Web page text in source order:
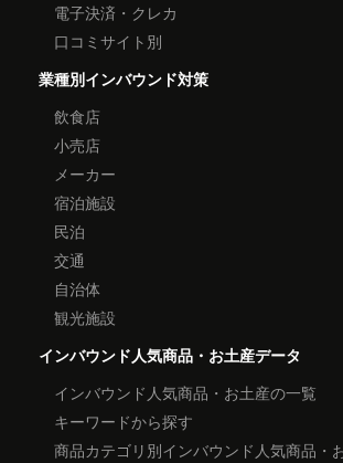
電子決済・クレカ
口コミサイト別
業種別インバウンド対策
飲食店
小売店
メーカー
宿泊施設
民泊
交通
自治体
観光施設
インバウンド人気商品・お土産データ
インバウンド人気商品・お土産の一覧
キーワードから探す
商品カテゴリ別インバウンド人気商品・